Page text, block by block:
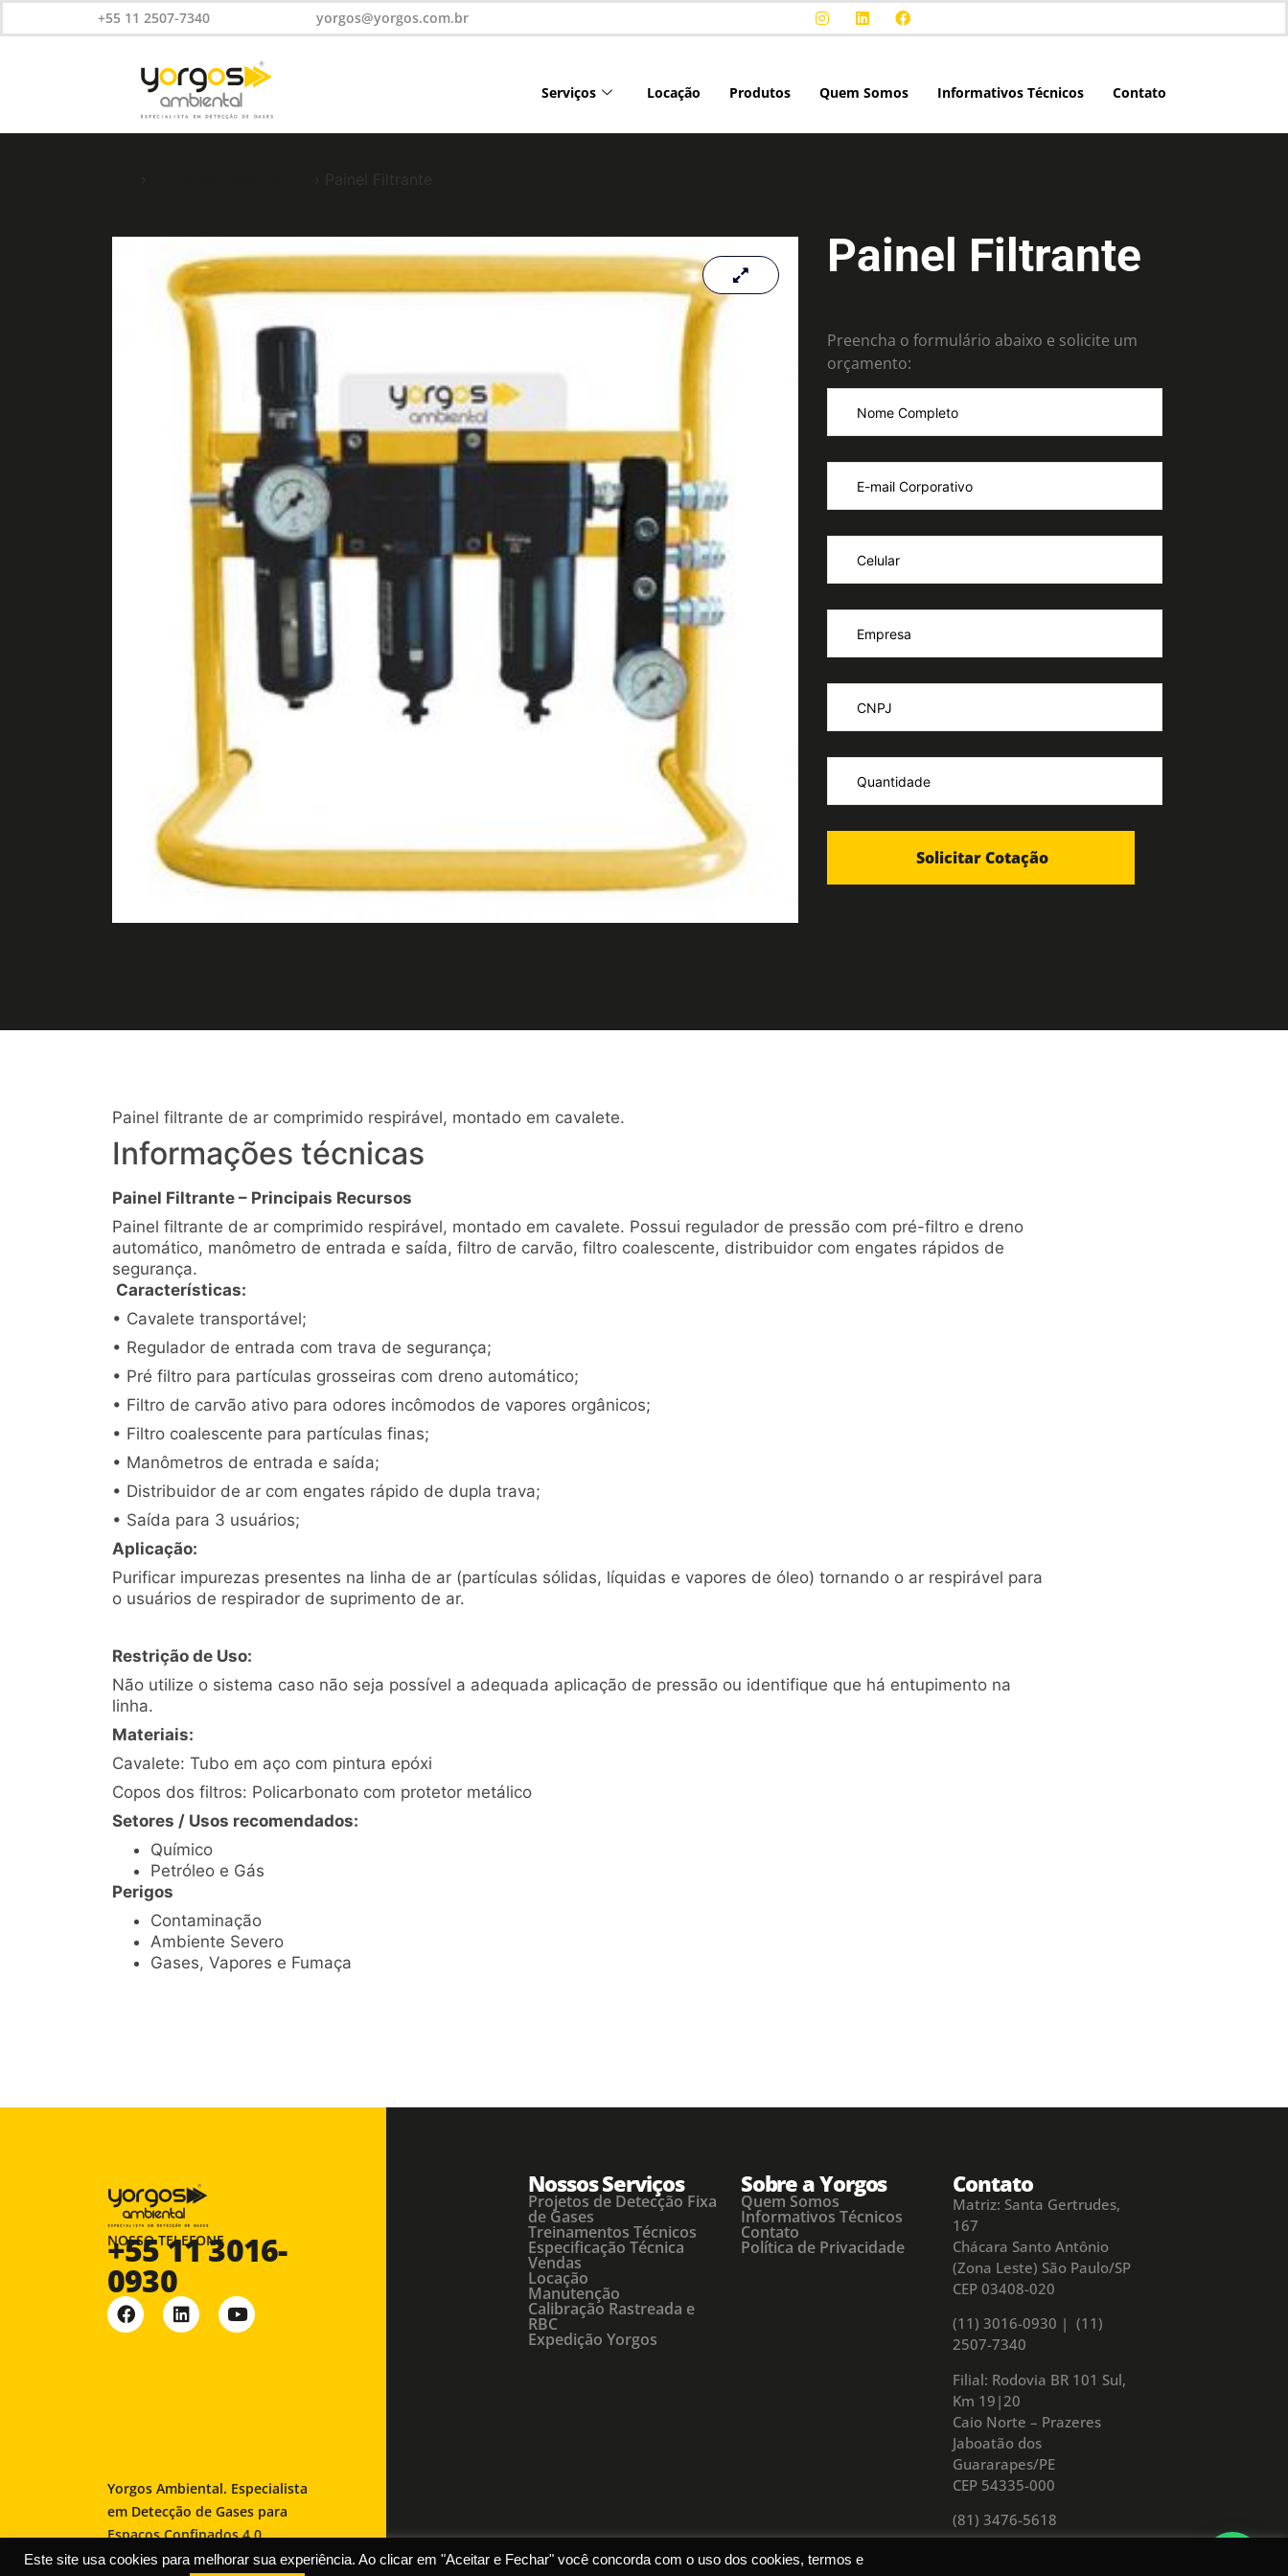
+55 11 2507-7340 yorgos@yorgos.com.br
Serviços Locação Produtos Quem Somos Informativos Técnicos Contato
› Painel Filtrante
Painel Filtrante
Preencha o formulário abaixo e solicite um
orçamento:
Painel filtrante de ar comprimido respirável, montado em cavalete.
Informações técnicas
Painel Filtrante – Principais Recursos
Painel filtrante de ar comprimido respirável, montado em cavalete. Possui regulador de pressão com pré-filtro e dreno
automático, manômetro de entrada e saída, filtro de carvão, filtro coalescente, distribuidor com engates rápidos de
segurança.
Características:
• Cavalete transportável;
• Regulador de entrada com trava de segurança;
• Pré filtro para partículas grosseiras com dreno automático;
• Filtro de carvão ativo para odores incômodos de vapores orgânicos;
• Filtro coalescente para partículas finas;
• Manômetros de entrada e saída;
• Distribuidor de ar com engates rápido de dupla trava;
• Saída para 3 usuários;
Aplicação:
Purificar impurezas presentes na linha de ar (partículas sólidas, líquidas e vapores de óleo) tornando o ar respirável para
o usuários de respirador de suprimento de ar.
Restrição de Uso:
Não utilize o sistema caso não seja possível a adequada aplicação de pressão ou identifique que há entupimento na
linha.
Materiais:
Cavalete: Tubo em aço com pintura epóxi
Copos dos filtros: Policarbonato com protetor metálico
Setores / Usos recomendados:
Químico
Petróleo e Gás
Perigos
Contaminação
Ambiente Severo
Gases, Vapores e Fumaça
NOSSO TELEFONE
+55 11 3016-
0930
Yorgos Ambiental. Especialista
em Detecção de Gases para
Espaços Confinados 4.0
Nossos Serviços
Projetos de Detecção Fixa
de Gases
Treinamentos Técnicos
Especificação Técnica
Vendas
Locação
Manutenção
Calibração Rastreada e
RBC
Expedição Yorgos
Sobre a Yorgos
Quem Somos
Informativos Técnicos
Contato
Política de Privacidade
Contato
Matriz: Santa Gertrudes,
167
Chácara Santo Antônio
(Zona Leste) São Paulo/SP
CEP 03408-020
(11) 3016-0930​ | (11)
2507-7340
Filial: Rodovia BR 101 Sul,
Km 19|20
Caio Norte – Prazeres
Jaboatão dos
Guararapes/PE
CEP 54335-000
(81) 3476-5618
© Yorgos Ambiental. Todos direitos reservados.
Este site usa cookies para melhorar sua experiência. Ao clicar em "Aceitar e Fechar" você concorda com o uso dos cookies, termos e